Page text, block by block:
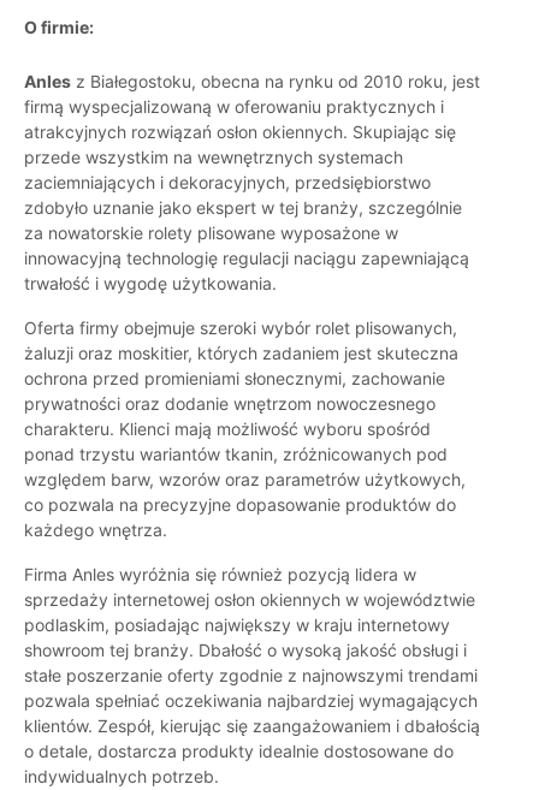
O firmie:
Anles z Białegostoku, obecna na rynku od 2010 roku, jest
firmą wyspecjalizowaną w oferowaniu praktycznych i
atrakcyjnych rozwiązań osłon okiennych. Skupiając się
przede wszystkim na wewnętrznych systemach
zaciemniających i dekoracyjnych, przedsiębiorstwo
zdobyło uznanie jako ekspert w tej branży, szczególnie
za nowatorskie rolety plisowane wyposażone w
innowacyjną technologię regulacji naciągu zapewniającą
trwałość i wygodę użytkowania.
Oferta firmy obejmuje szeroki wybór rolet plisowanych,
żaluzji oraz moskitier, których zadaniem jest skuteczna
ochrona przed promieniami słonecznymi, zachowanie
prywatności oraz dodanie wnętrzom nowoczesnego
charakteru. Klienci mają możliwość wyboru spośród
ponad trzystu wariantów tkanin, zróżnicowanych pod
względem barw, wzorów oraz parametrów użytkowych,
co pozwala na precyzyjne dopasowanie produktów do
każdego wnętrza.
Firma Anles wyróżnia się również pozycją lidera w
sprzedaży internetowej osłon okiennych w województwie
podlaskim, posiadając największy w kraju internetowy
showroom tej branży. Dbałość o wysoką jakość obsługi i
stałe poszerzanie oferty zgodnie z najnowszymi trendami
pozwala spełniać oczekiwania najbardziej wymagających
klientów. Zespół, kierując się zaangażowaniem i dbałością
o detale, dostarcza produkty idealnie dostosowane do
indywidualnych potrzeb.